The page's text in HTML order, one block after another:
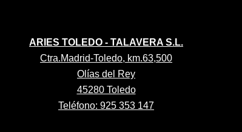
ARIES TOLEDO - TALAVERA S.L.
Ctra.Madrid-Toledo, km.63,500
Olías del Rey
45280 Toledo
Teléfono: 925 353 147